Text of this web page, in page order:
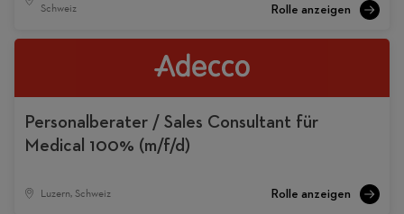
Schweiz
Personalberater / Sales Consultant für
Medical 100% (m/f/d)
Luzern, Schweiz